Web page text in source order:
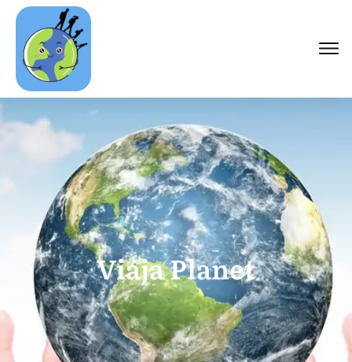
Viaja Planet